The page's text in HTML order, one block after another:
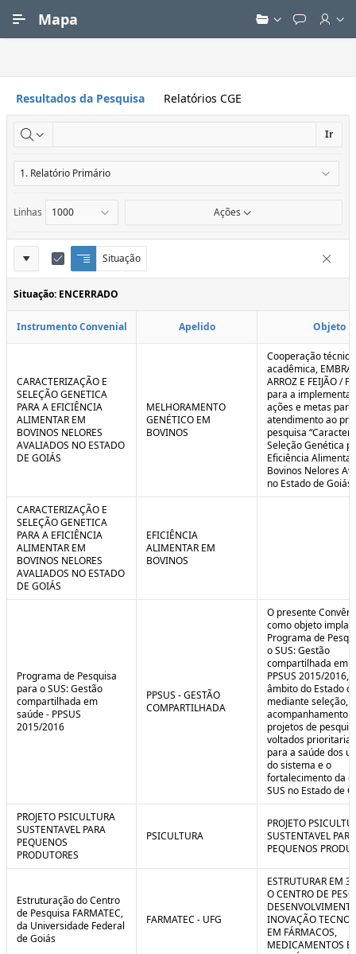
Mapa
Resultados da Pesquisa Relatórios CGE
Ir
Linhas Ações
Definições
do
Relatório
Situação
Q
u
e
b
a
o
n
l
t
u
o
E
d
i
t
r
t
r
r
Situação: ENCERRADO
Instrumento Convenial Apelido Objeto
CARACTERIZAÇÃO E
SELEÇÃO GENETICA
PARA A EFICIÊNCIA
ALIMENTAR EM
BOVINOS NELORES
AVALIADOS NO ESTADO
DE GOIÁS
MELHORAMENTO
GENÉTICO EM
BOVINOS
Cooperação
acadêmica,
ARROZ E FEIJÃO /
para a
ações e metas
atendimento ao
pesquisa
Seleção Genética
Eficiência
Bovinos Nelores
no Estado de
CARACTERIZAÇÃO E
SELEÇÃO GENETICA
PARA A EFICIÊNCIA
ALIMENTAR EM
BOVINOS NELORES
AVALIADOS NO ESTADO
DE GOIÁS
EFICIÊNCIA
ALIMENTAR EM
BOVINOS
Programa de Pesquisa
para o SUS: Gestão
compartilhada em
saúde - PPSUS
2015/2016
PPSUS - GESTÃO
COMPARTILHADA
O presente
como objeto
Programa de
o SUS: Gestão
compartilhada em
PPSUS 2015/2016,
âmbito do Estado
mediante seleção,
acompanhamento
projetos de
voltados
para a saúde dos
do sistema e o
fortalecimento da
SUS no Estado de
PROJETO PSICULTURA
SUSTENTAVEL PARA
PEQUENOS
PRODUTORES
PSICULTURA
PROJETO
SUSTENTAVEL PARA
PEQUENOS
Estruturação do Centro
de Pesquisa FARMATEC,
da Universidade Federal
de Goiás
FARMATEC - UFG
ESTRUTURAR EM
O CENTRO DE
INOVAÇÃO
EM FÁRMACOS,
MEDICAMENTOS E